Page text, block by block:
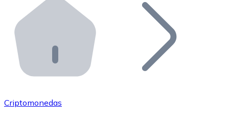
Bitnovo ATM
Integra un ATM Bitnovo en tu negocio y permite que
Bitnovo API
Integra nuestra API en tu ecosistema.
Únete a nuestra red de distribuidores.
Criptomonedas